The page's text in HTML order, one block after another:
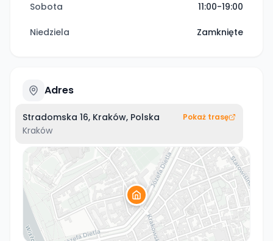
Sobota 11:00-19:00
Niedziela Zamknięte
Adres
Stradomska 16, Kraków, Polska
Kraków
Pokaż trasę